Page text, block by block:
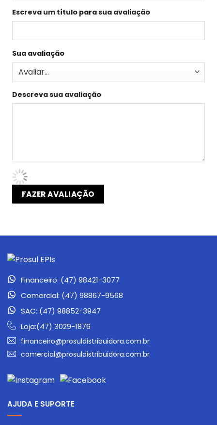
Escreva um título para sua avaliação
Sua avaliação
Descreva sua avaliação
Financeiro: (47) 98421-3077
Comercial: (47) 98867-9568
SAC: (47) 98852-3947
Loja:(47) 3029-1876
financeiro@prosuldistribuidora.com.br
comercial@prosuldistribuidora.com.br
AJUDA E SUPORTE